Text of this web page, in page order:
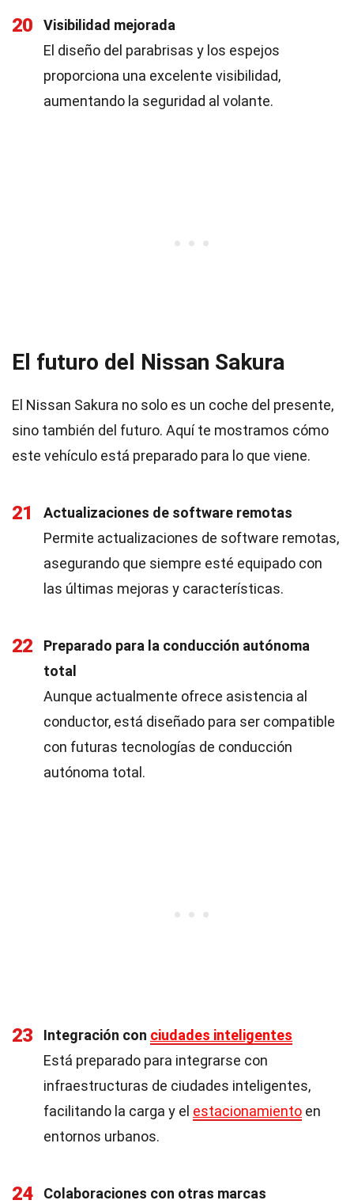
20
Visibilidad mejorada
El diseño del parabrisas y los espejos
proporciona una excelente visibilidad,
aumentando la seguridad al volante.
El futuro del Nissan Sakura
El Nissan Sakura no solo es un coche del presente,
sino también del futuro. Aquí te mostramos cómo
este vehículo está preparado para lo que viene.
21
Actualizaciones de software remotas
Permite actualizaciones de software remotas,
asegurando que siempre esté equipado con
las últimas mejoras y características.
22
Preparado para la conducción autónoma
total
Aunque actualmente ofrece asistencia al
conductor, está diseñado para ser compatible
con futuras tecnologías de conducción
autónoma total.
23 Integración con ciudades inteligentes
Está preparado para integrarse con
infraestructuras de ciudades inteligentes,
facilitando la carga y el estacionamiento en
entornos urbanos.
24
Colaboraciones con otras marcas